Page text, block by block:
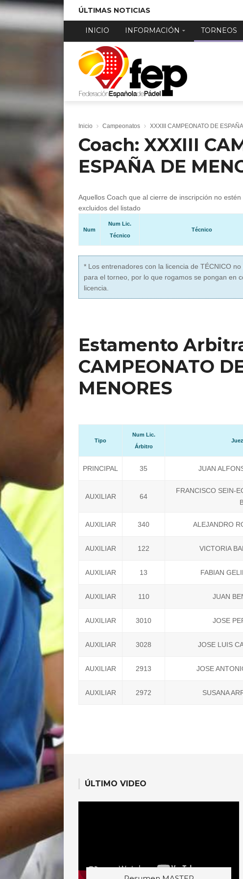
ÚLTIMAS NOTICIAS
INICIO INFORMACIÓN TORNEOS
Inicio Campeonatos XXXIII CAMPEONATO DE
Coach: XXXIII
ESPAÑA DE
Aquellos Coach que al cierre de inscripción no
excluidos del listado
Num
Num Lic.
Técnico
Técnico
* Los entrenadores con la licencia de TÉCNICO
para el torneo, por lo que rogamos se pongan en
licencia.
Estamento
CAMPEONATO
MENORES
Tipo
Num Lic.
Árbitro
PRINCIPAL 35 JUAN
AUXILIAR 64
FRANCISCO SEIN-
AUXILIAR 340 ALEJANDRO
AUXILIAR 122 VICTORIA
AUXILIAR 13 FABIAN
AUXILIAR 110 JUAN
AUXILIAR 3010 JOSE
AUXILIAR 3028 JOSE LUIS
AUXILIAR 2913 JOSE
AUXILIAR 2972 SUSANA
ÚLTIMO VIDEO